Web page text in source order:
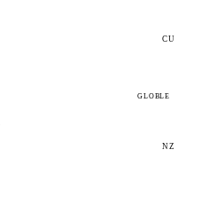
CU
GLOBLE
NZ